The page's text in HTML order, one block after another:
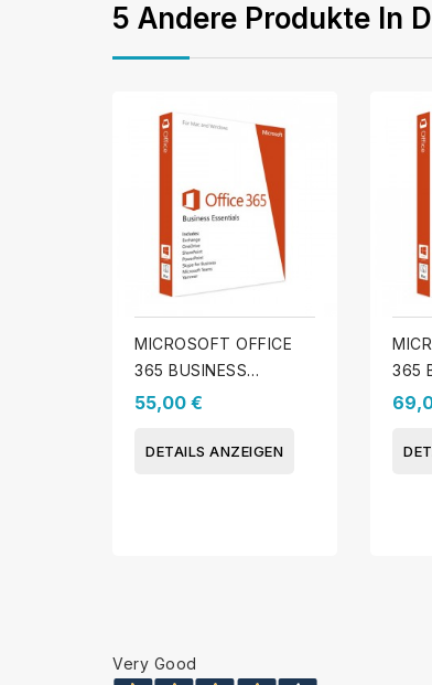
5 Andere Produkte In
MICROSOFT OFFICE
365 BUSINESS
ESSENTIALS
55,00 €
DETAILS ANZEIGEN
365
Very Good